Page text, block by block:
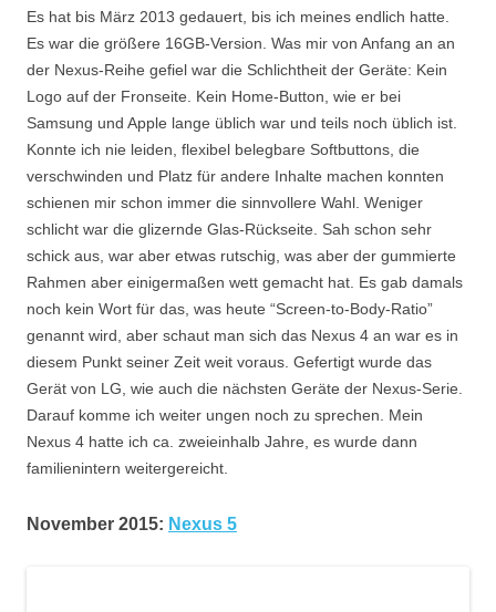
Es hat bis März 2013 gedauert, bis ich meines endlich hatte.
Es war die größere 16GB-Version. Was mir von Anfang an an
der Nexus-Reihe gefiel war die Schlichtheit der Geräte: Kein
Logo auf der Fronseite. Kein Home-Button, wie er bei
Samsung und Apple lange üblich war und teils noch üblich ist.
Konnte ich nie leiden, flexibel belegbare Softbuttons, die
verschwinden und Platz für andere Inhalte machen konnten
schienen mir schon immer die sinnvollere Wahl. Weniger
schlicht war die glizernde Glas-Rückseite. Sah schon sehr
schick aus, war aber etwas rutschig, was aber der gummierte
Rahmen aber einigermaßen wett gemacht hat. Es gab damals
noch kein Wort für das, was heute “Screen-to-Body-Ratio”
genannt wird, aber schaut man sich das Nexus 4 an war es in
diesem Punkt seiner Zeit weit voraus. Gefertigt wurde das
Gerät von LG, wie auch die nächsten Geräte der Nexus-Serie.
Darauf komme ich weiter ungen noch zu sprechen. Mein
Nexus 4 hatte ich ca. zweieinhalb Jahre, es wurde dann
familienintern weitergereicht.
November 2015: Nexus 5